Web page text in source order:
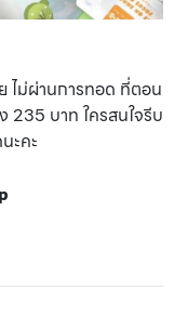
ไม่ผ่านการทอด ที่ตอน
235 บาท ใครสนใจรีบ
ะคะ